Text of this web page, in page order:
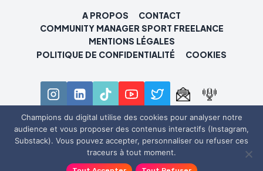
FOOTBALL
REND
ACCROS
LES
A PROPOS
CONTACT
COMMUNITY MANAGER SPORT FREELANCE
MENTIONS LÉGALES
POLITIQUE DE CONFIDENTIALITÉ
COOKIES
© 2026 Champions du digital
Champions du digital utilise des cookies pour analyser notre
audience et vous proposer des contenus interactifs (Instagram,
Substack). Vous pouvez accepter, personnaliser ou refuser ces
traceurs à tout moment.